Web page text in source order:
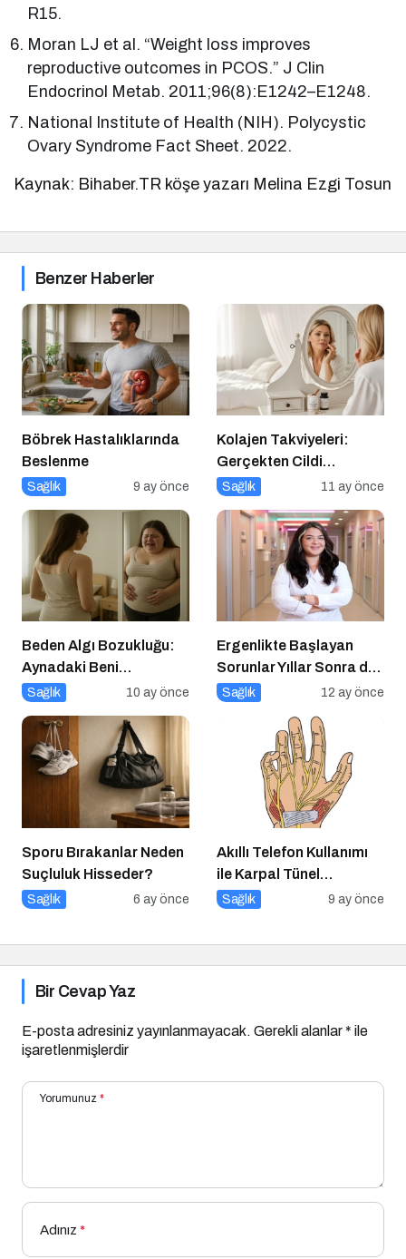
R15.
Moran LJ et al. “Weight loss improves
reproductive outcomes in PCOS.” J Clin
Endocrinol Metab. 2011;96(8):E1242–E1248.
National Institute of Health (NIH). Polycystic
Ovary Syndrome Fact Sheet. 2022.
Kaynak: Bihaber.TR köşe yazarı Melina Ezgi Tosun
Benzer Haberler
Böbrek Hastalıklarında
Beslenme
Sağlık 9 ay önce
Kolajen Takviyeleri:
Gerçekten Cildi
Gençleştiriyor mu?
Sağlık 11 ay önce
Beden Algı Bozukluğu:
Aynadaki Beni
Sevememek
Sağlık 10 ay önce
Ergenlikte Başlayan
Sorunlar Yıllar Sonra da
Sizi Takip Ediyorsa
Sağlık 12 ay önce
Sporu Bırakanlar Neden
Suçluluk Hisseder?
Sağlık 6 ay önce
Akıllı Telefon Kullanımı
ile Karpal Tünel
Sendromu Arasındaki
Sağlık 9 ay önce
Bir Cevap Yaz
E-posta adresiniz yayınlanmayacak. Gerekli alanlar* ile
işaretlenmişlerdir
Yorumunuz *
Adınız *